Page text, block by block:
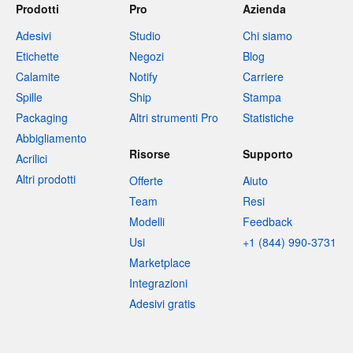
Prodotti
Adesivi
Etichette
Calamite
Spille
Packaging
Abbigliamento
Acrilici
Altri prodotti
Pro
Studio
Negozi
Notify
Ship
Altri strumenti Pro
Azienda
Chi siamo
Blog
Carriere
Stampa
Statistiche
Risorse
Offerte
Team
Modelli
Usi
Marketplace
Integrazioni
Adesivi gratis
Supporto
Aiuto
Resi
Feedback
+1 (844) 990-3731